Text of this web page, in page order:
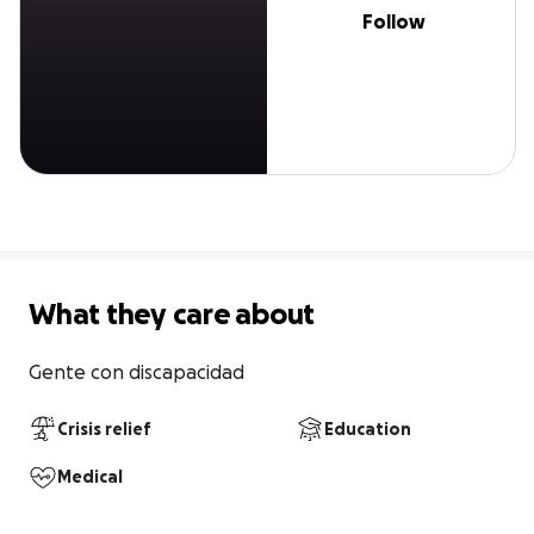
Follow
What they care about
Gente con discapacidad
Crisis relief Education
Medical